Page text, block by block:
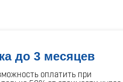
до 3 месяцев
оплатить при